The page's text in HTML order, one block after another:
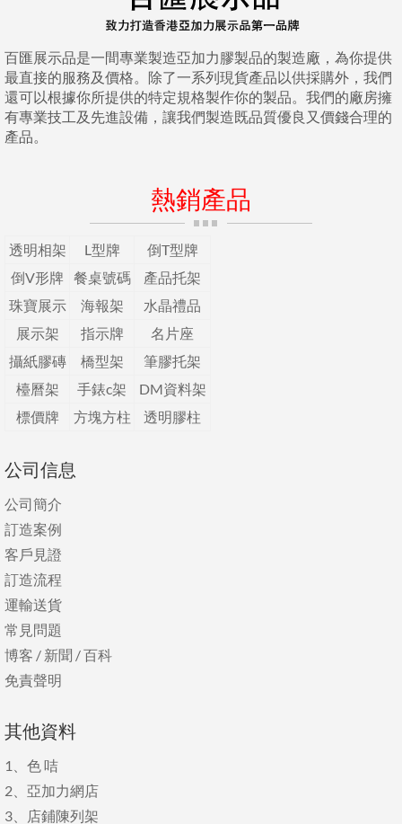
百匯展示品是一間專業製造亞加力膠製品的製造廠，為你提供
最直接的服務及價格。除了一系列現貨產品以供採購外，我們
還可以根據你所提供的特定規格製作你的製品。我們的廠房擁
有專業技工及先進設備，讓我們製造既品質優良又價錢合理的
產品。
熱銷產品
透明相架 L型牌
倒T型牌
倒V形牌
餐桌號碼
產品托架
珠寶展示
海報架
水晶禮品
展示架
指示牌
名片座
攝紙膠磚
橋型架
筆膠托架
檯曆架
手錶c架
DM資料架
標價牌
方塊方柱 透明膠柱
公司信息
公司簡介
訂造案例
客戶見證
訂造流程
運輸送貨
常見問題
博客 / 新聞 /百科
免責聲明
其他資料
1、 色 咭
2、 亞加力網店
3、
店鋪陳列架